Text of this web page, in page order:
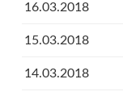
16.03.2018
15.03.2018
14.03.2018